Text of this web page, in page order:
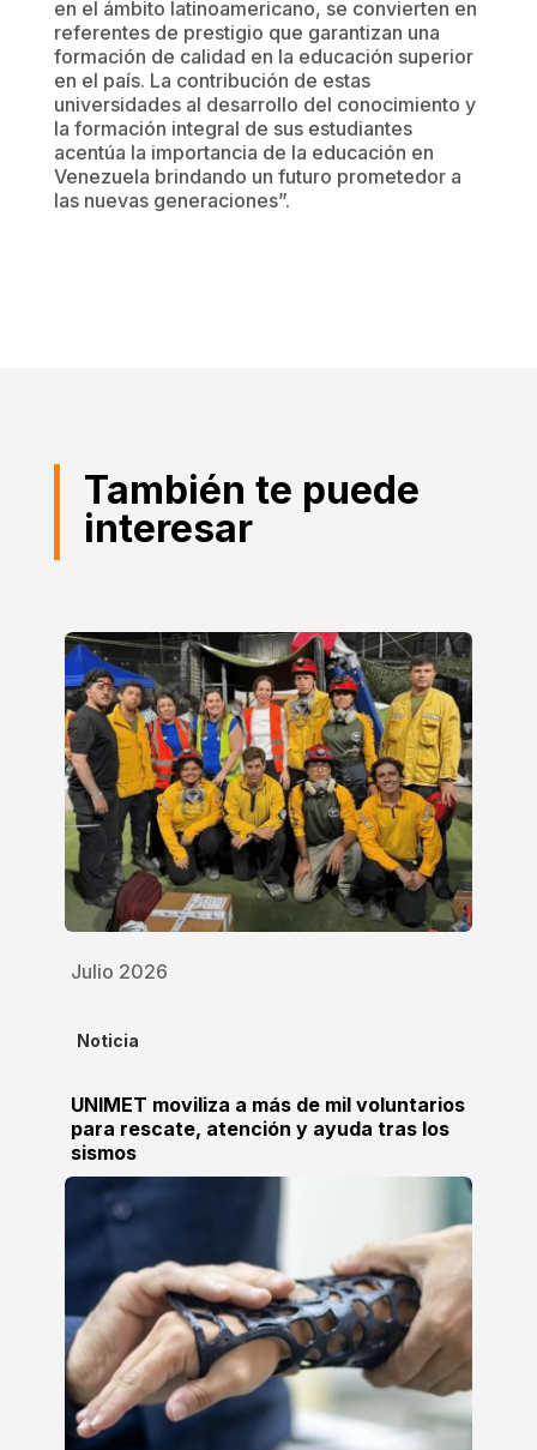
en el ámbito latinoamericano, se convierten en
referentes de prestigio que garantizan una
formación de calidad en la educación superior
en el país. La contribución de estas
universidades al desarrollo del conocimiento y
la formación integral de sus estudiantes
acentúa la importancia de la educación en
Venezuela brindando un futuro prometedor a
las nuevas generaciones”.
También te puede
interesar
Julio 2026
Noticia
UNIMET moviliza a más de mil voluntarios
para rescate, atención y ayuda tras los
sismos